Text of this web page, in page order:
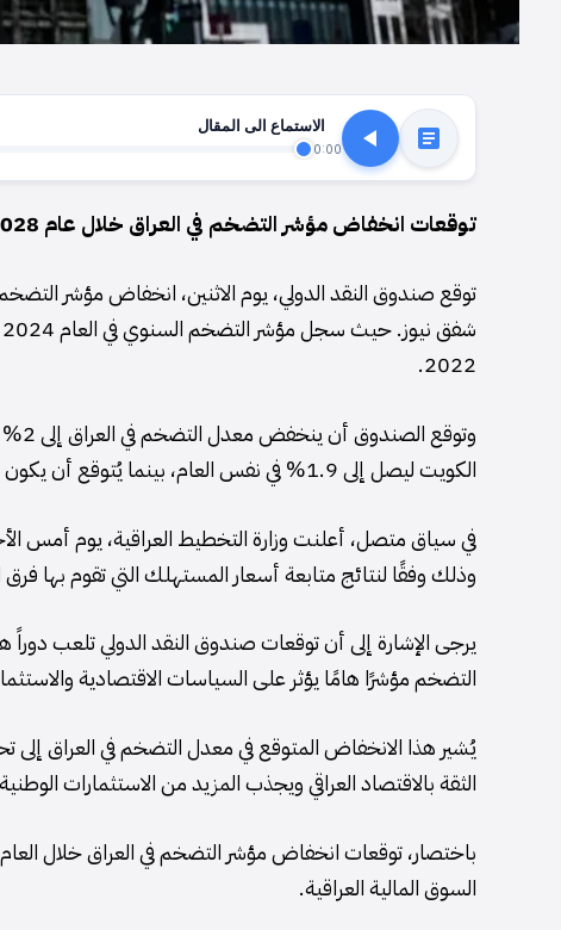
الاستماع الى المقال
0:00
توقعات انخفاض مؤشر التضخم في العراق خلال عام 2028
2022.
الكويت ليصل إلى 1.9% في نفس العام، بينما يُتوقع أن يكون أعلى مستوى للتضخم في السودان بنسبة 3.9%.
في سياق متصل، أعلنت وزارة التخطيط العراقية، يوم أمس
وذلك وفقًا لنتائج متابعة أسعار المستهلك التي تقوم بها
يرجى الإشارة إلى أن توقعات صندوق النقد الدولي تلعب دوراً
التضخم مؤشرًا هامًا يؤثر على السياسات الاقتصادية
يُشير هذا الانخفاض المتوقع في معدل التضخم في العراق إلى
الثقة بالاقتصاد العراقي ويجذب المزيد من الاستثمارات
السوق المالية العراقية.